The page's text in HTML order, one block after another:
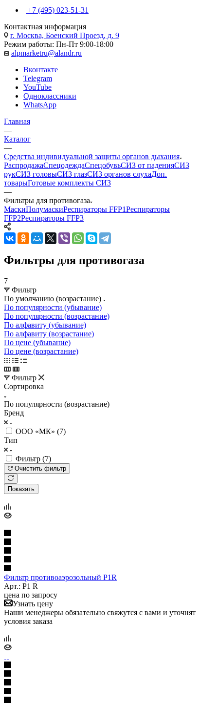
+7 (495) 023-51-31
Контактная информация
г. Москва, Боенский Проезд, д. 9
Режим работы: Пн-Пт 9:00-18:00
alpmarketru@alandr.ru
Вконтакте
Telegram
YouTube
Одноклассники
WhatsApp
Главная
—
Каталог
—
Средства индивидуальной защиты органов дыхания
РаспродажаСпецодеждаСпецобувьСИЗ от паденияСИЗ
рукСИЗ головыСИЗ глазСИЗ органов слухаДоп.
товарыГотовые комплекты СИЗ
—
Фильтры для противогаза
МаскиПолумаскиРеспираторы FFP1Респираторы
FFP2Респираторы FFP3
Фильтры для противогаза
7
Фильтр
По умолчанию (возрастание)
По популярности (убывание)
По популярности (возрастание)
По алфавиту (убывание)
По алфавиту (возрастание)
По цене (убывание)
По цене (возрастание)
Фильтр
Сортировка
По популярности (возрастание)
Бренд
ООО «МК» (7)
Тип
Фильтр (7)
Очистить фильтр
Показать
Фильтр противоаэрозольный P1R
Арт.: P1 R
цена по запросу
Узнать цену
Наши менеджеры обязательно свяжутся с вами и уточнят
условия заказа